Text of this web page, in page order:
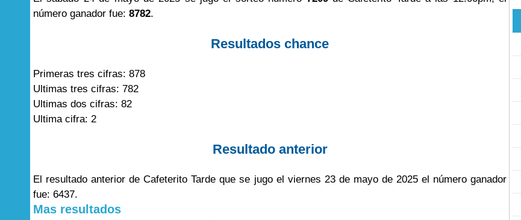
número ganador fue: 8782.
Resultados chance
Primeras tres cifras: 878
Ultimas tres cifras: 782
Ultimas dos cifras: 82
Ultima cifra: 2
Resultado anterior
El resultado anterior de Cafeterito Tarde que se jugo el viernes 23 de mayo de 2025 el número ganador
fue: 6437.
Mas resultados